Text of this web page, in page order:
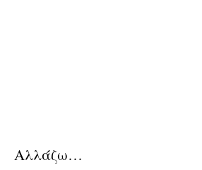
Αλλάζω…